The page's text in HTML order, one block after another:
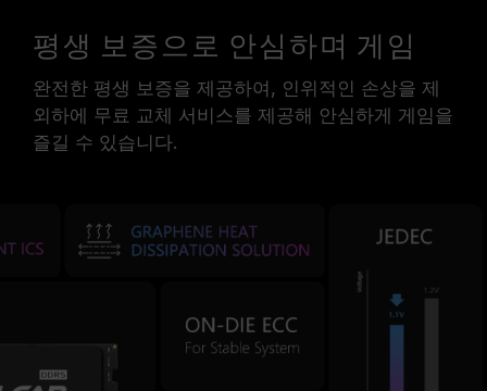
평생 보증으로 안심하며 게임
완전한 평생 보증을 제공하여, 인위적인 손상을 제
외하에 무료 교체 서비스를 제공해 안심하게 게임을
즐길 수 있습니다.